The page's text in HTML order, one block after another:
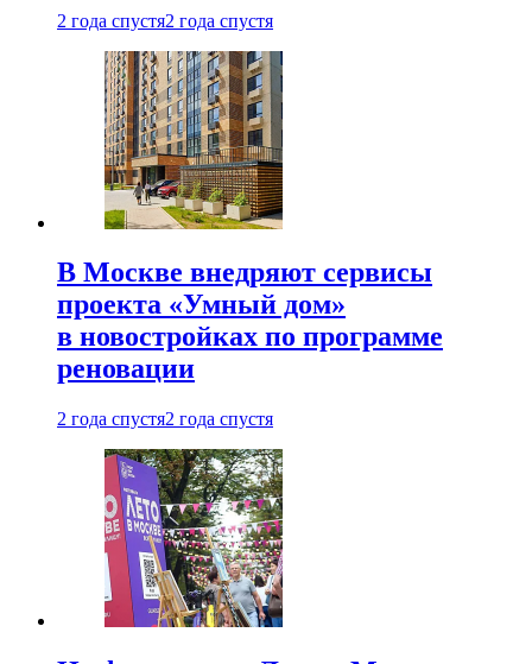
2 года спустя2 года спустя
В Москве внедряют сервисы
проекта «Умный дом»
в новостройках по программе
реновации
2 года спустя2 года спустя